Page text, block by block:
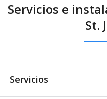
Servicios e
St.
Servicios